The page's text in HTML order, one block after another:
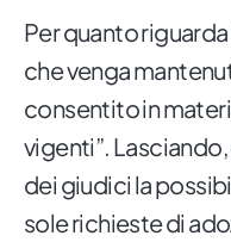
Per quanto
che venga
consentito in
vigenti”.
dei giudici la
sole richieste di